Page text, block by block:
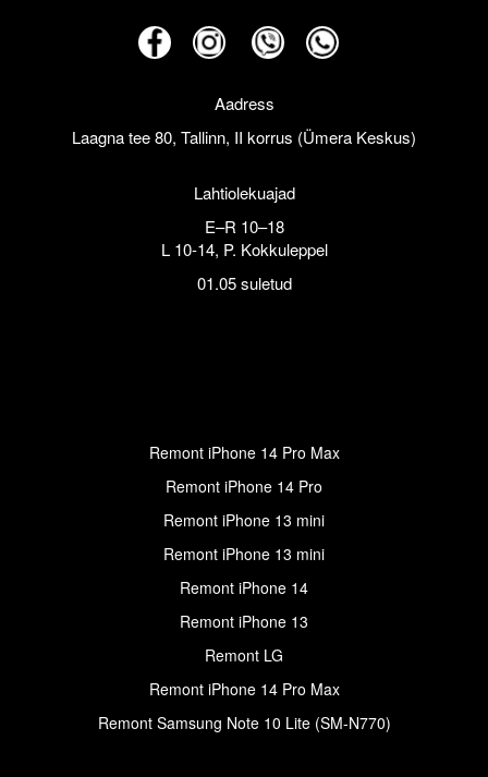
Aadress
Laagna tee 80, Tallinn, II korrus (Ümera Keskus)
Lahtiolekuajad
E–R 10–18
L 10-14, P. Kokkuleppel
01.05 suletud
Remont iPhone 14 Pro Max
Remont iPhone 14 Pro
Remont iPhone 13 mini
Remont iPhone 13 mini
Remont iPhone 14
Remont iPhone 13
Remont LG
Remont iPhone 14 Pro Max
Remont Samsung Note 10 Lite (SM-N770)